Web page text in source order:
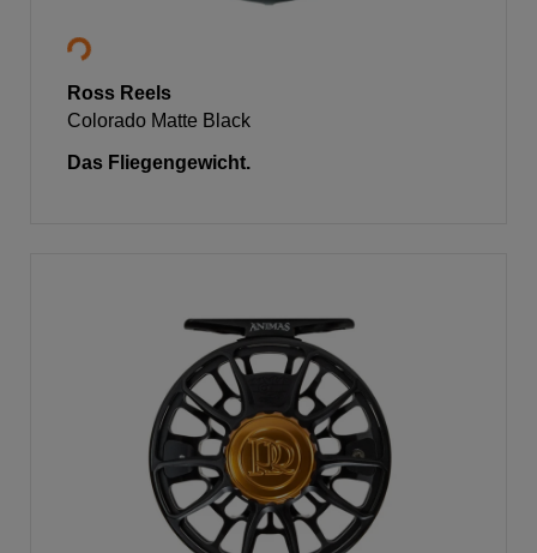
Ross Reels
Colorado Matte Black
Das Fliegengewicht.